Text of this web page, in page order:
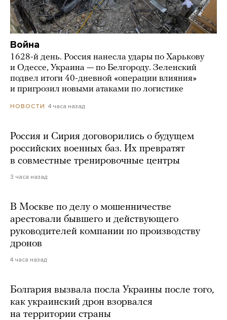
Война
1628-й день. Россия нанесла удары по Харькову
и Одессе, Украина — по Белгороду. Зеленский
подвел итоги 40-дневной «операции влияния»
и пригрозил новыми атаками по логистике
НОВОСТИ 4 часа назад
Россия и Сирия договорились о будущем
российских военных баз. Их превратят
в совместные тренировочные центры
3 часа назад
В Москве по делу о мошенничестве
арестовали бывшего и действующего
руководителей компании по производству
дронов
4 часа назад
Болгария вызвала посла Украины после того,
как украинский дрон взорвался
на территории страны